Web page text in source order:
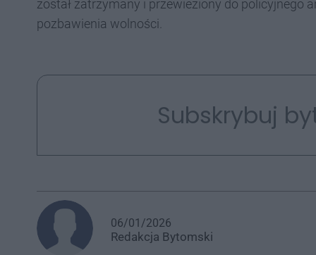
został zatrzymany i przewieziony do policyjnego
pozbawienia wolności.
Subskrybuj
06/01/2026
Redakcja Bytomski